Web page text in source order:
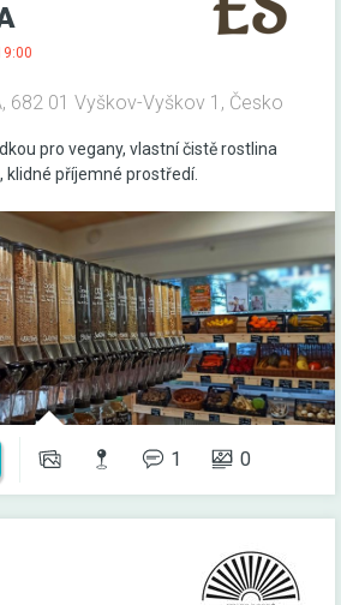
682 01 Vyškov-Vyškov 1, Česko
pro vegany, vlastní čistě rostlina
klidné příjemné prostředí.
1 0